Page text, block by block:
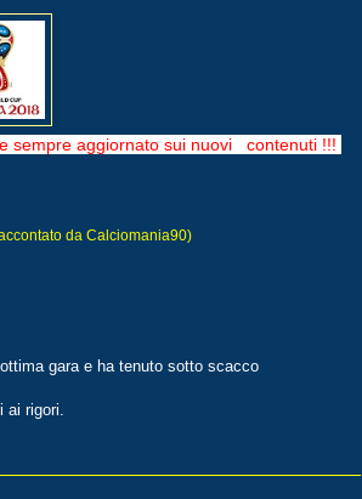
sempre aggiornato sui nuovi contenuti !!!
da Calciomania90)
gara e ha tenuto sotto scacco
rigori.